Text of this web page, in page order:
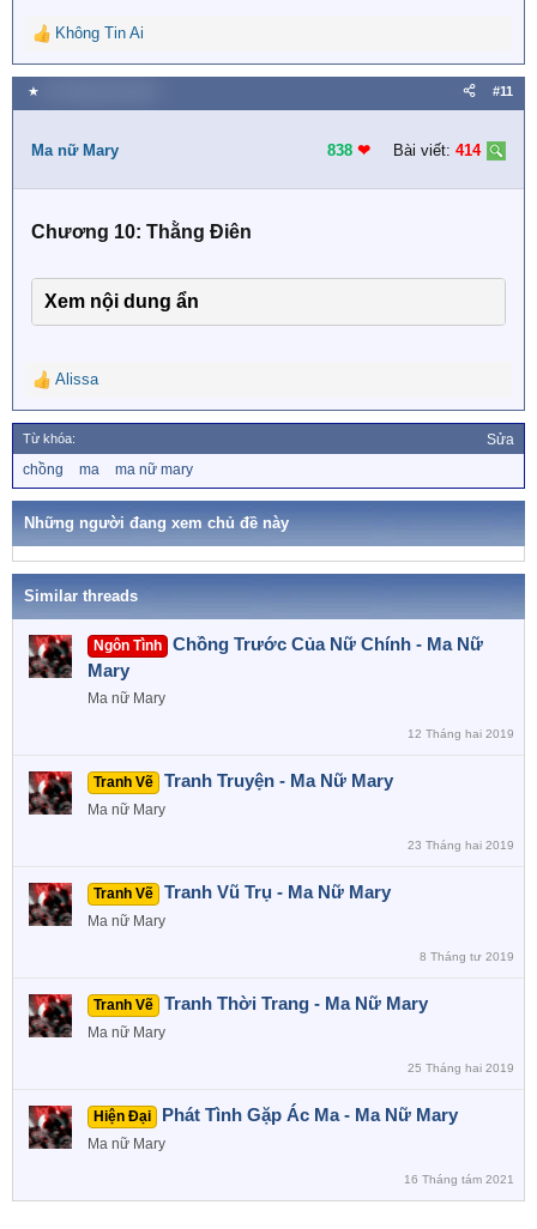
R
e
a
c
i
n
:
Không Tin Ai
★ #11
Ma nữ Mary 838 ❤︎ Bài viết: 414
Chương 10: Thằng Điên
Xem nội dung ẩn
R
e
a
c
t
o
s
Alissa
Từ khóa: Sửa
ừ
k
chồng ma ma nữ mary
Những người đang xem chủ đề này
Similar threads
Ngôn Tình
Chồng Trước Của Nữ Chính - Ma Nữ
Mary
Ma nữ Mary
12 Tháng hai 2019
Tranh Vẽ Tranh Truyện - Ma Nữ Mary
Ma nữ Mary
23 Tháng hai 2019
Tranh Vẽ Tranh Vũ Trụ - Ma Nữ Mary
Ma nữ Mary
8 Tháng tư 2019
Tranh Vẽ Tranh Thời Trang - Ma Nữ Mary
Ma nữ Mary
25 Tháng hai 2019
Hiện Đại Phát Tình Gặp Ác Ma - Ma Nữ Mary
Ma nữ Mary
16 Tháng tám 2021